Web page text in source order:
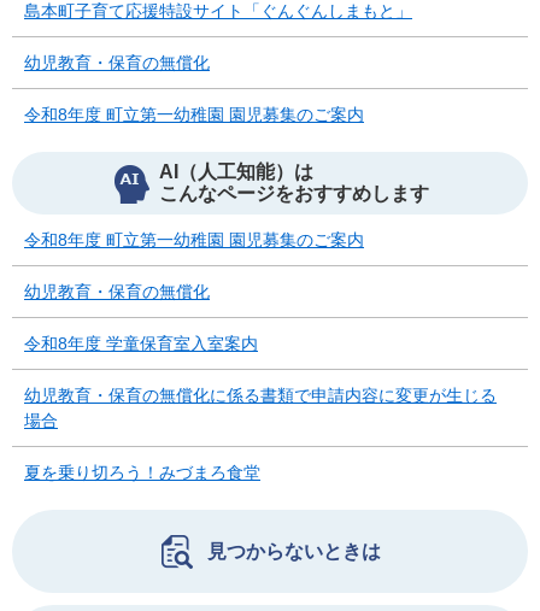
島本町子育て応援特設サイト「ぐんぐんしまもと」
幼児教育・保育の無償化
令和8年度 町立第一幼稚園 園児募集のご案内
AI（人工知能）は
こんなページをおすすめします
令和8年度 町立第一幼稚園 園児募集のご案内
幼児教育・保育の無償化
令和8年度 学童保育室入室案内
幼児教育・保育の無償化に係る書類で申請内容に変更が生じる
場合
夏を乗り切ろう！みづまろ食堂
見つからないときは